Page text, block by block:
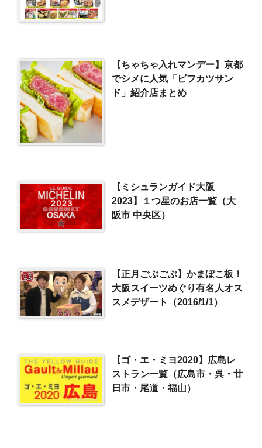
【ちゃちゃ入れマンデー】京都
でシメに人気「ビフカツサン
ド」紹介店まとめ
【ミシュランガイド大阪
2023】１つ星のお店一覧（大
阪市 中央区）
【正月ごぶごぶ】かまぼこ板！
大阪スイーツめぐり有名人オス
スメデザート（2016/1/1）
【ゴ・エ・ミヨ2020】広島レ
ストラン一覧（広島市・呉・廿
日市・尾道・福山）